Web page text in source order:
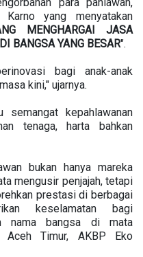
Karno yang menyatakan
MENGHARGAI
JASA
BANGSA YANG BESAR".
bagi anak-anak
kini," ujarnya.
semangat kepahlawanan
tenaga, harta bahkan
bukan hanya mareka
mengusir penjajah, tetapi
prestasi di berbagai
keselamatan bagi
nama bangsa di mata
Aceh Timur, AKBP Eko